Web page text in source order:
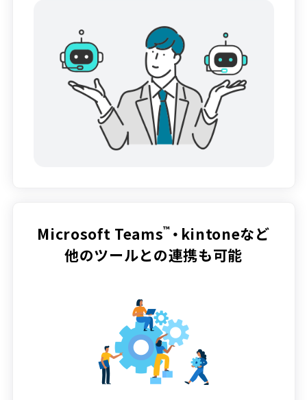
Microsoft Teams™ ・kintoneなど
他のツールとの連携も可能